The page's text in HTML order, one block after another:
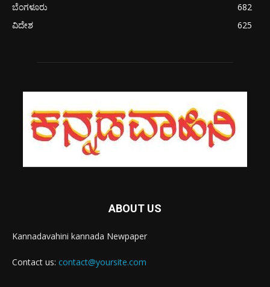
ಬೆಂಗಳೂರು
682
ವಿದೇಶ
625
ABOUT US
Kannadavahini kannada Newpaper
Contact us: contact@yoursite.com